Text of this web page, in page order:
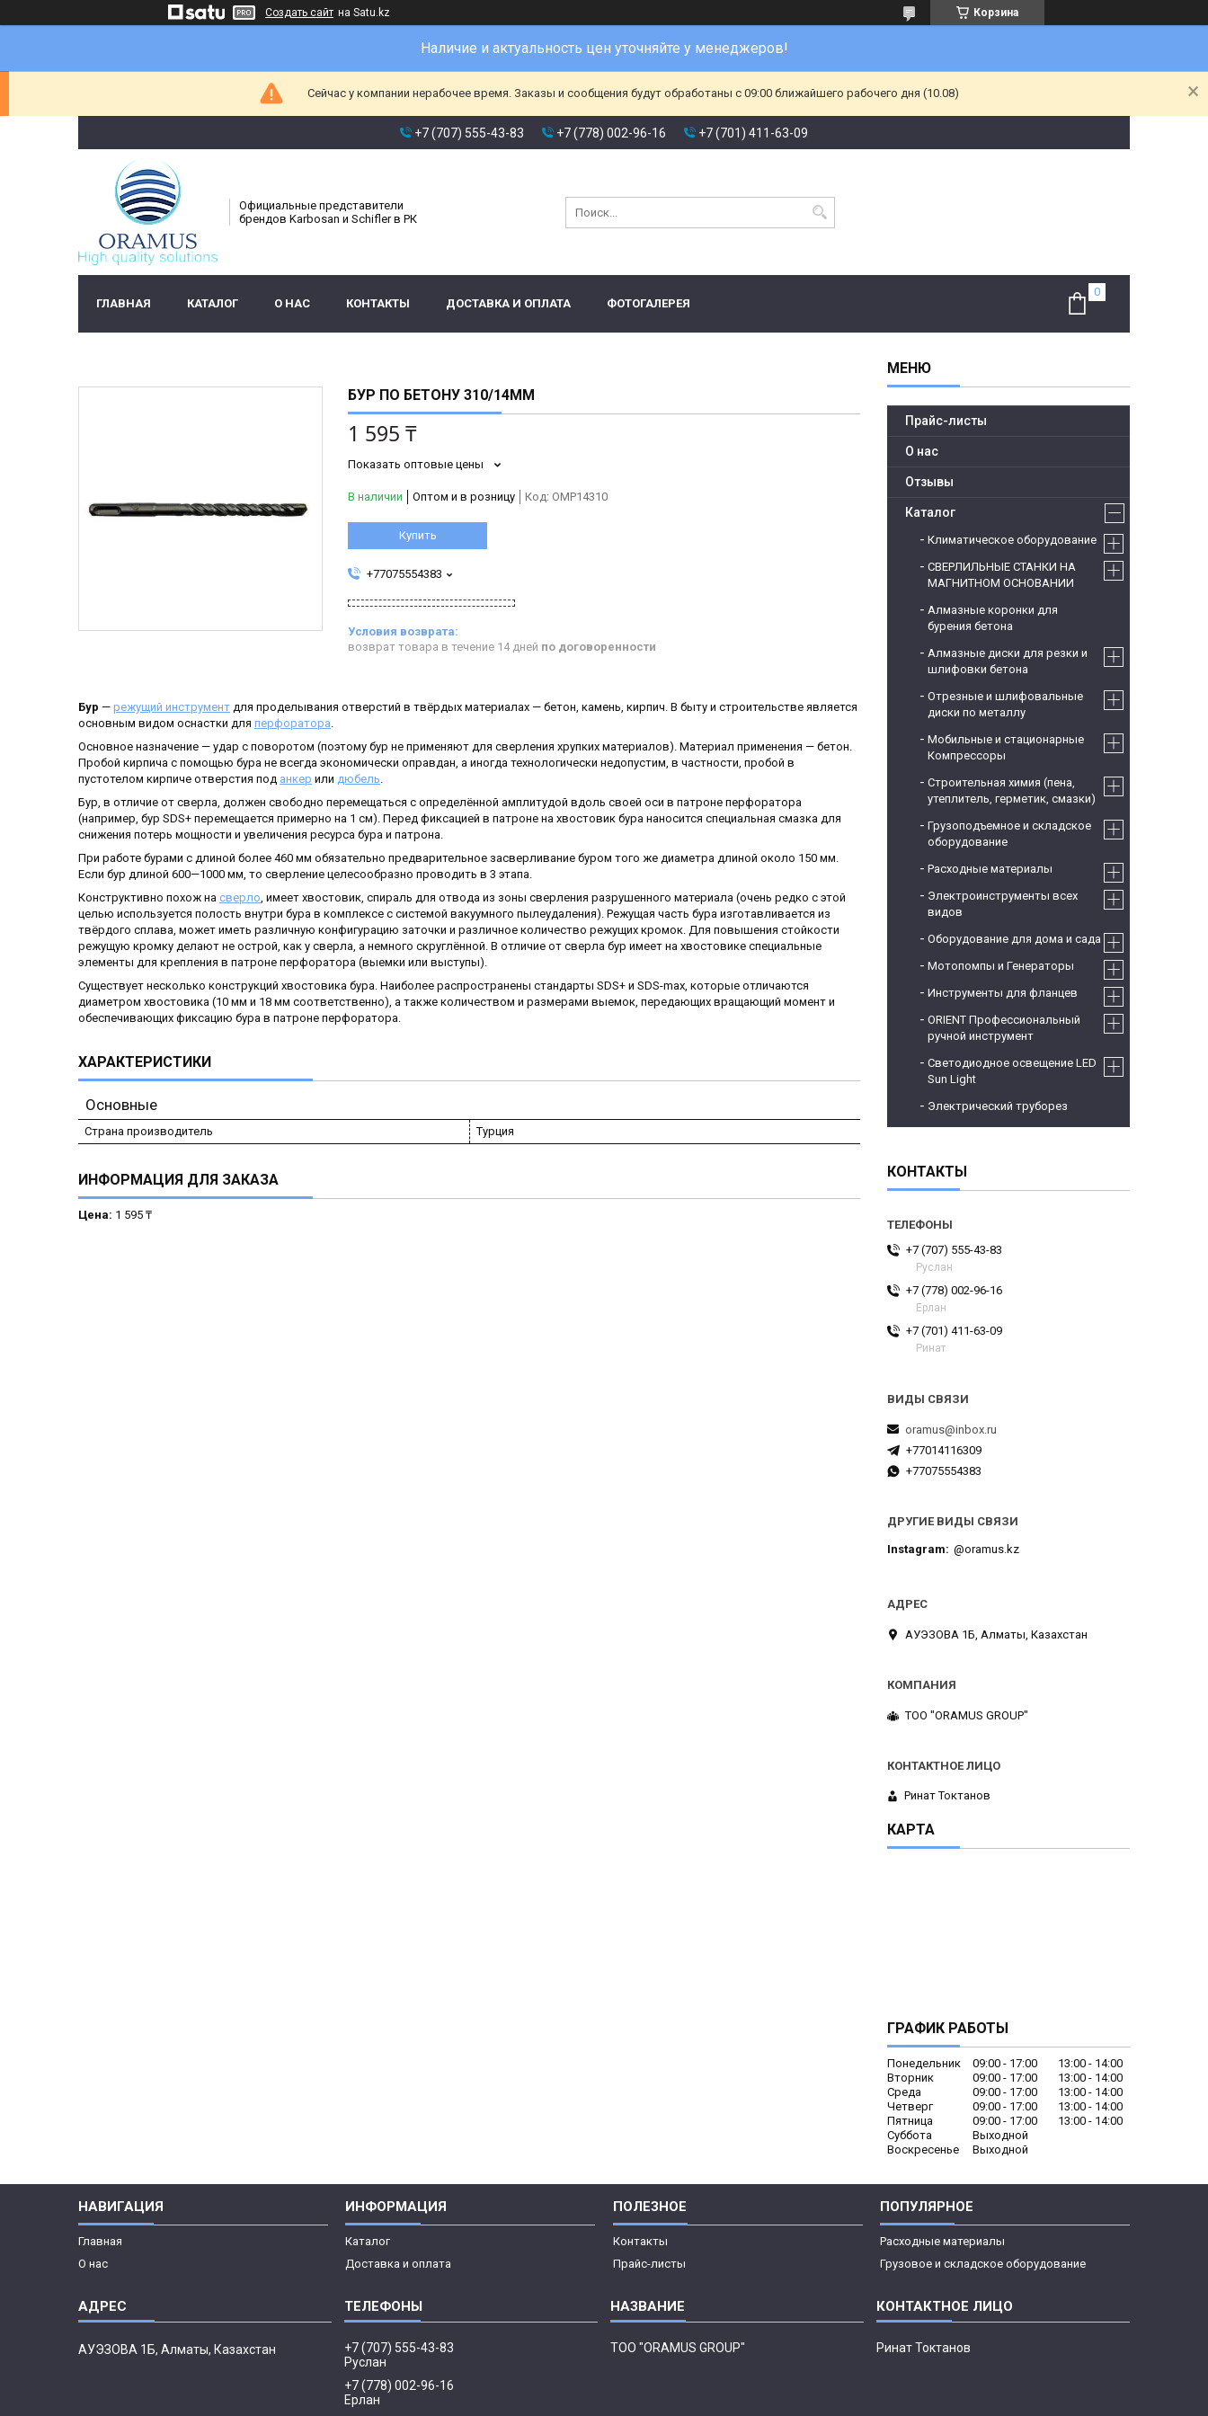
Создать сайт на Satu.kz Корзина
Наличие и актуальность цен уточняйте у менеджеров!
Сейчас у компании нерабочее время. Заказы и сообщения будут обработаны с 09:00 ближайшего рабочего дня (10.08)
+7 (707) 555-43-83 +7 (778) 002-96-16 +7 (701) 411-63-09
Официальные представители
брендов Karbosan и Schifler в РК
ГЛАВНАЯ КАТАЛОГ О НАС КОНТАКТЫ ДОСТАВКА И ОПЛАТА ФОТОГАЛЕРЕЯ
БУР ПО БЕТОНУ 310/14ММ
1 595 ₸
Показать оптовые цены
В наличии Оптом и в розницу Код: OMP14310
Купить
+77075554383
возврат товара в течение 14 дней по договоренности
Бур — режущий инструмент для проделывания отверстий в твёрдых материалах — бетон, камень, кирпич. В быту и строительстве является
основным видом оснастки для перфоратора.
Основное назначение — удар с поворотом (поэтому бур не применяют для сверления хрупких материалов). Материал применения — бетон.
Пробой кирпича с помощью бура не всегда экономически оправдан, а иногда технологически недопустим, в частности, пробой в
пустотелом кирпиче отверстия под анкер или дюбель.
Бур, в отличие от сверла, должен свободно перемещаться с определённой амплитудой вдоль своей оси в патроне перфоратора
(например, бур SDS+ перемещается примерно на 1 см). Перед фиксацией в патроне на хвостовик бура наносится специальная смазка для
снижения потерь мощности и увеличения ресурса бура и патрона.
При работе бурами с длиной более 460 мм обязательно предварительное засверливание буром того же диаметра длиной около 150 мм.
Если бур длиной 600—1000 мм, то сверление целесообразно проводить в 3 этапа.
Конструктивно похож на сверло, имеет хвостовик, спираль для отвода из зоны сверления разрушенного материала (очень редко с этой
целью используется полость внутри бура в комплексе с системой вакуумного пылеудаления). Режущая часть бура изготавливается из
твёрдого сплава, может иметь различную конфигурацию заточки и различное количество режущих кромок. Для повышения стойкости
режущую кромку делают не острой, как у сверла, а немного скруглённой. В отличие от сверла бур имеет на хвостовике специальные
элементы для крепления в патроне перфоратора (выемки или выступы).
Существует несколько конструкций хвостовика бура. Наиболее распространены стандарты SDS+ и SDS-max, которые отличаются
диаметром хвостовика (10 мм и 18 мм соответственно), а также количеством и размерами выемок, передающих вращающий момент и
обеспечивающих фиксацию бура в патроне перфоратора.
ХАРАКТЕРИСТИКИ
Основные
Страна производитель Турция
ИНФОРМАЦИЯ ДЛЯ ЗАКАЗА
Цена: 1 595 ₸
Прайс-листы
О нас
Отзывы
Каталог
Климатическое оборудование
СВЕРЛИЛЬНЫЕ СТАНКИ НА
МАГНИТНОМ ОСНОВАНИИ
Алмазные коронки для
бурения бетона
Алмазные диски для резки и
шлифовки бетона
Отрезные и шлифовальные
диски по металлу
Мобильные и стационарные
Компрессоры
Строительная химия (пена,
утеплитель, герметик, смазки)
Грузоподъемное и складское
оборудование
Расходные материалы
Электроинструменты всех
видов
Оборудование для дома и сада
Мотопомпы и Генераторы
Инструменты для фланцев
ORIENT Профессиональный
ручной инструмент
Светодиодное освещение LED
Sun Light
Электрический труборез
КОНТАКТЫ
+7 (707) 555-43-83
Руслан
+7 (778) 002-96-16
Ерлан
+7 (701) 411-63-09
Ринат
oramus@inbox.ru
+77014116309
+77075554383
ДРУГИЕ ВИДЫ СВЯЗИ
Instagram @oramus.kz
АУЭЗОВА 1Б, Алматы, Казахстан
ТОО "ORAMUS GROUP"
Ринат Токтанов
КАРТА
ГРАФИК РАБОТЫ
Понедельник 09:00 17:00 13:00
14:00
Вторник
09:00 17:00 13:00
14:00
Среда
09:00 17:00 13:00
14:00
Четверг
09:00 17:00 13:00
14:00
Пятница
09:00 17:00 13:00
14:00
Суббота
Выходной
Воскресенье
Выходной
НАВИГАЦИЯ
Главная
О нас
ИНФОРМАЦИЯ
Каталог
Доставка и оплата
ПОЛЕЗНОЕ
Контакты
Прайс-листы
ПОПУЛЯРНОЕ
Расходные материалы
Грузовое и складское оборудование
АУЭЗОВА 1Б, Алматы, Казахстан
+7 (707) 555-43-83
Руслан
+7 (778) 002-96-16
Ерлан
ТОО "ORAMUS GROUP" Ринат Токтанов